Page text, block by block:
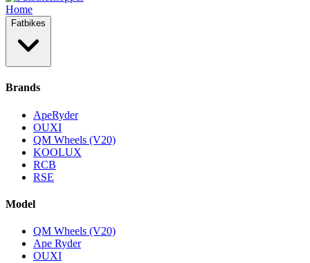
Home
Fatbikes
Brands
ApeRyder
OUXI
QM Wheels (V20)
KOOLUX
RCB
RSE
Model
QM Wheels (V20)
Ape Ryder
OUXI